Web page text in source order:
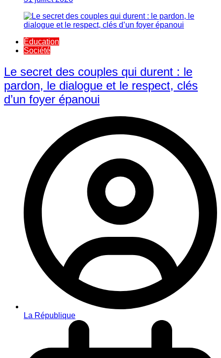
Éducation
Société
Le secret des couples qui durent : le
pardon, le dialogue et le respect, clés
d’un foyer épanoui
La République